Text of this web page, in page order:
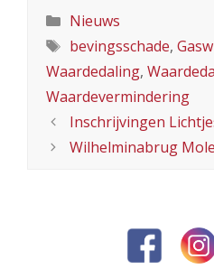
Categorieën
Nieuws
Tags
bevingsschade,
Waardedaling,
Waardevermindering
Inschrijvingen
Wilhelminabrug